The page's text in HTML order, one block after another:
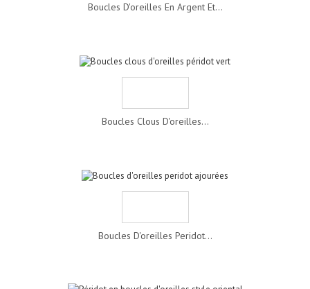
Boucles D'oreilles En Argent Et...
Boucles Clous D'oreilles...
Boucles D'oreilles Peridot...